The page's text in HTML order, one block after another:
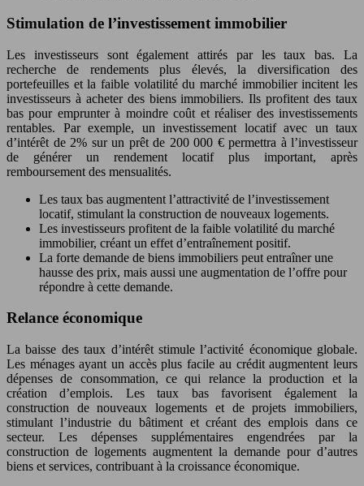
Stimulation de l’investissement immobilier
Les investisseurs sont également attirés par les taux bas. La
recherche de rendements plus élevés, la diversification des
portefeuilles et la faible volatilité du marché immobilier incitent les
investisseurs à acheter des biens immobiliers. Ils profitent des taux
bas pour emprunter à moindre coût et réaliser des investissements
rentables. Par exemple, un investissement locatif avec un taux
d’intérêt de 2% sur un prêt de 200 000 € permettra à l’investisseur
de générer un rendement locatif plus important, après
remboursement des mensualités.
Les taux bas augmentent l’attractivité de l’investissement
locatif, stimulant la construction de nouveaux logements.
Les investisseurs profitent de la faible volatilité du marché
immobilier, créant un effet d’entraînement positif.
La forte demande de biens immobiliers peut entraîner une
hausse des prix, mais aussi une augmentation de l’offre pour
répondre à cette demande.
Relance économique
La baisse des taux d’intérêt stimule l’activité économique globale.
Les ménages ayant un accès plus facile au crédit augmentent leurs
dépenses de consommation, ce qui relance la production et la
création d’emplois. Les taux bas favorisent également la
construction de nouveaux logements et de projets immobiliers,
stimulant l’industrie du bâtiment et créant des emplois dans ce
secteur. Les dépenses supplémentaires engendrées par la
construction de logements augmentent la demande pour d’autres
biens et services, contribuant à la croissance économique.